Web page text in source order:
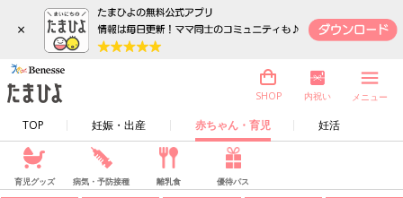
×
TOP 妊娠・出産 赤ちゃん・育児 妊活
SHOP 内祝い メニュー
育児グッズ 病気・予防接種 離乳食 優待パス